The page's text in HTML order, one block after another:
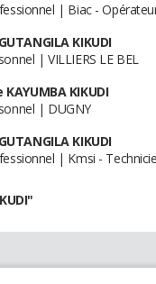
| Biac -
KIKUDI
| VILLIERS LE BEL
KIKUDI
| DUGNY
KIKUDI
| Kmsi -